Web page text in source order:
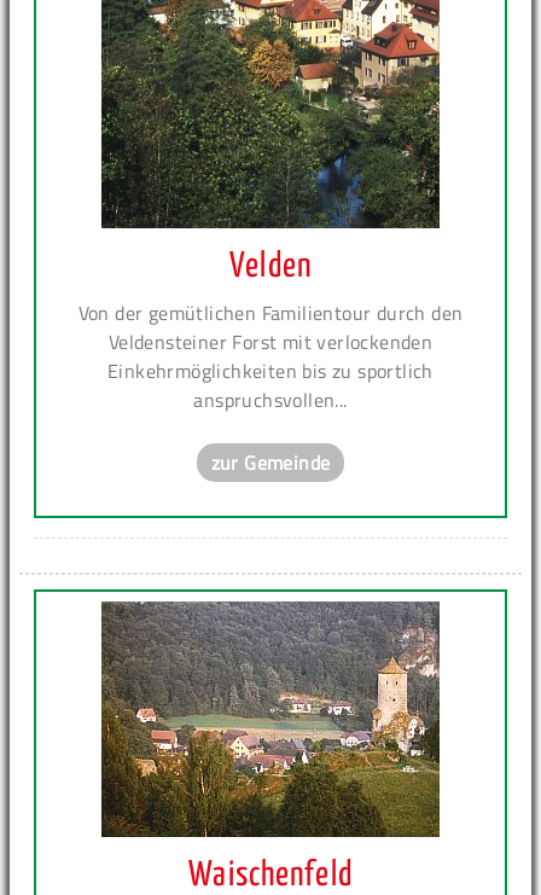
Velden
Von der gemütlichen Familientour durch den
Veldensteiner Forst mit verlockenden
Einkehrmöglichkeiten bis zu sportlich
anspruchsvollen...
zur Gemeinde
Waischenfeld